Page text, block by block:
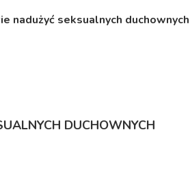
nadużyć seksualnych duchownych
DUCHOWNYCH